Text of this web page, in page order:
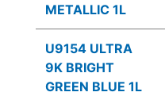
METALLIC 1L
U9154 ULTRA
9K BRIGHT
GREEN BLUE 1L